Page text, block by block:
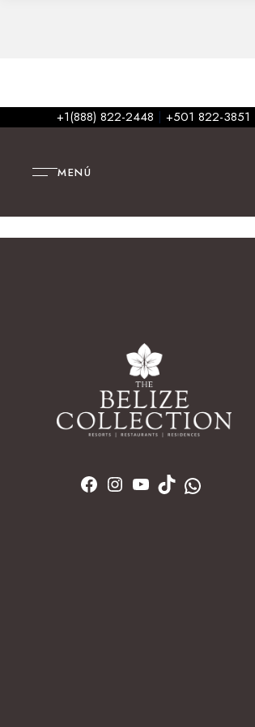
+1(888) 822-2448 | +501 822-3851
MENÚ